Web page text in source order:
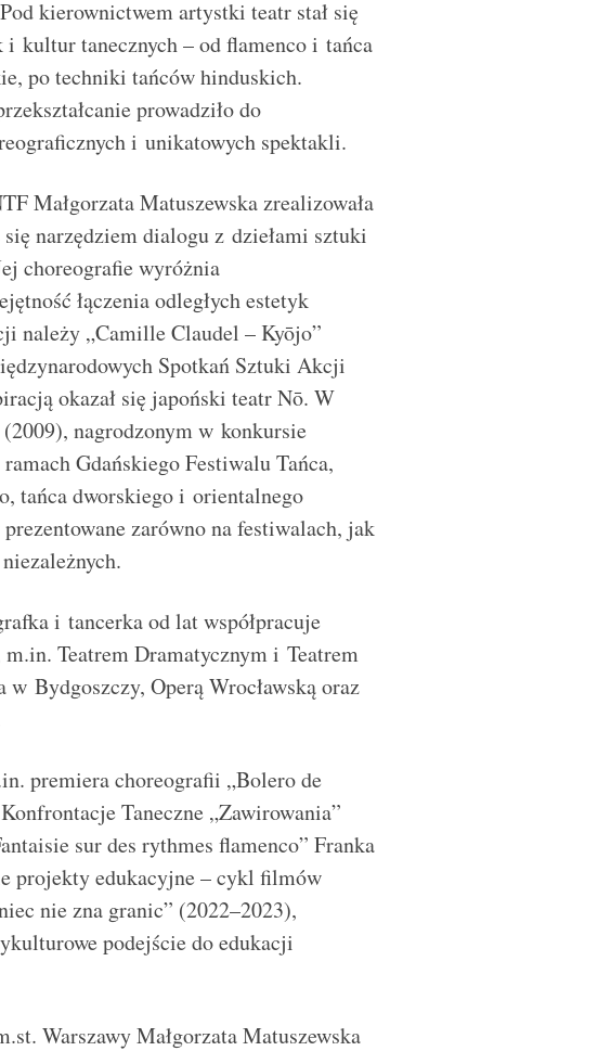
kierownictwem artystki teatr stał się
kultur tanecznych – od flamenco i tańca
po techniki tańców hinduskich.
prowadziło do
i unikatowych spektakli.
Małgorzata Matuszewska zrealizowała
narzędziem dialogu z dziełami sztuki
choreografie wyróżnia
łączenia odległych estetyk
należy „Camille Claudel – Kyōjo”
Spotkań Sztuki Akcji
okazał się japoński teatr Nō. W
nagrodzonym w konkursie
Gdańskiego Festiwalu Tańca,
tańca dworskiego i orientalnego
zarówno na festiwalach, jak
i tancerka od lat współpracuje
Teatrem Dramatycznym i Teatrem
Bydgoszczy, Operą Wrocławską oraz
premiera choreografii „Bolero de
Taneczne „Zawirowania”
sur des rythmes flamenco” Franka
projekty edukacyjne – cykl filmów
nie zna granic” (2022–2023),
podejście do edukacji
Warszawy Małgorzata Matuszewska